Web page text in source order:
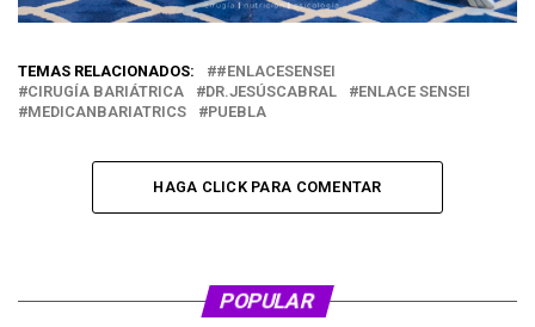
TEMAS RELACIONADOS:
#ENLACESENSEI
CIRUGÍA BARIÁTRICA
DR.JESÚSCABRAL
ENLACE SENSEI
MEDICANBARIATRICS
PUEBLA
HAGA CLICK PARA COMENTAR
POPULAR